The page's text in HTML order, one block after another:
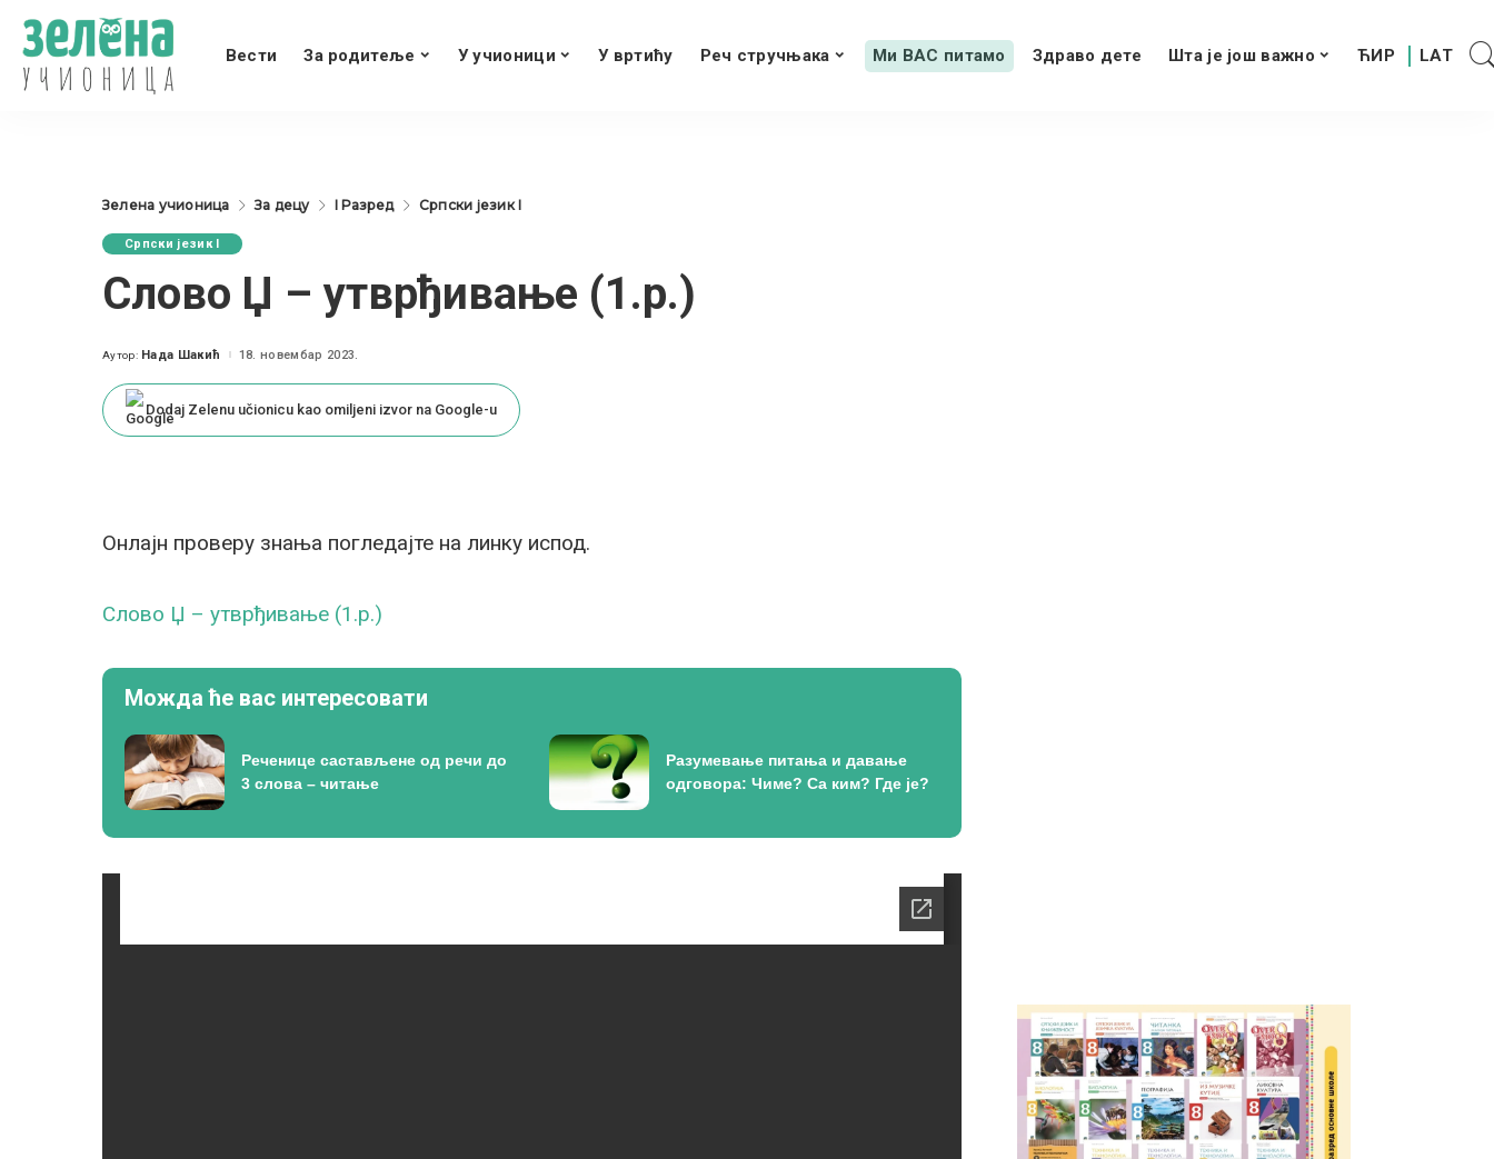
Вести За родитеље У учионици У вртићу Реч стручњака Ми ВАС питамо Здраво дете Шта је још важно
Зелена учионица За децу I Разред Српски језик I
Српски језик I
Слово Џ – утврђивање (1.р.)
Posted
Аутор: Нада Шакић 18. новембар 2023.
Dodaj Zelenu učionicu kao omiljeni izvor na Google-u
Онлајн проверу знања погледајте на линку испод.
Слово Џ – утврђивање (1.р.)
Можда ће вас интересовати
Реченице састављене од речи до
3 слова – читање
Разумевање питања и давање
одговора: Чиме? Са ким? Где је?